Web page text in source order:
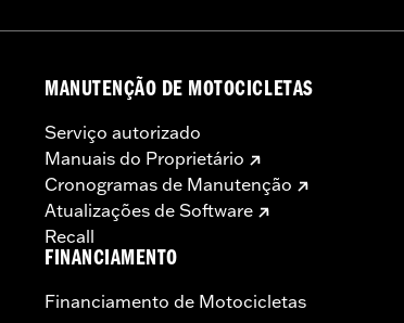
MANUTENÇÃO DE MOTOCICLETAS
Serviço autorizado
Manuais do Proprietário
Cronogramas de Manutenção
Atualizações de Software
Recall
FINANCIAMENTO
Financiamento de Motocicletas